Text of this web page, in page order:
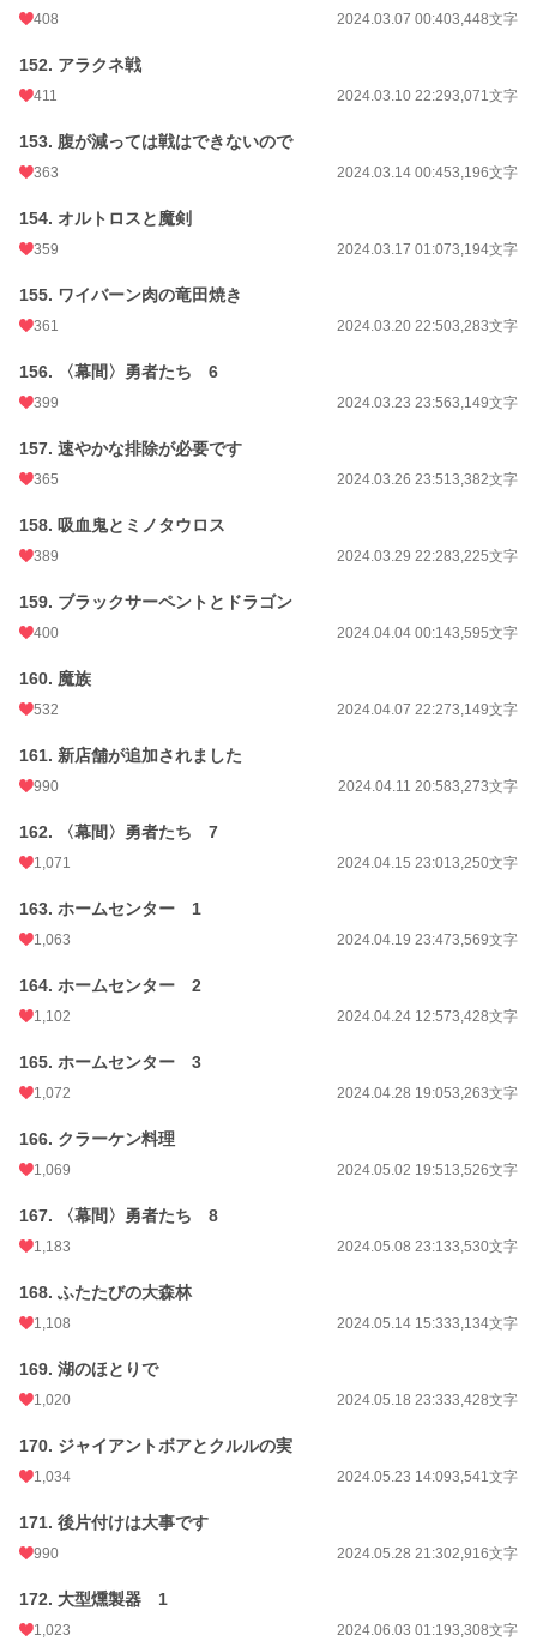
408 2024.03.07 00:403,448文字
152. アラクネ戦
411 2024.03.10 22:293,071文字
153. 腹が減っては戦はできないので
363 2024.03.14 00:453,196文字
154. オルトロスと魔剣
359 2024.03.17 01:073,194文字
155. ワイバーン肉の竜田焼き
361 2024.03.20 22:503,283文字
156. 〈幕間〉勇者たち 6
399 2024.03.23 23:563,149文字
157. 速やかな排除が必要です
365 2024.03.26 23:513,382文字
158. 吸血鬼とミノタウロス
389 2024.03.29 22:283,225文字
159. ブラックサーペントとドラゴン
400 2024.04.04 00:143,595文字
160. 魔族
532 2024.04.07 22:273,149文字
161. 新店舗が追加されました
990 2024.04.11 20:583,273文字
162. 〈幕間〉勇者たち 7
1,071 2024.04.15 23:013,250文字
163. ホームセンター 1
1,063 2024.04.19 23:473,569文字
164. ホームセンター 2
1,102 2024.04.24 12:573,428文字
165. ホームセンター 3
1,072 2024.04.28 19:053,263文字
166. クラーケン料理
1,069 2024.05.02 19:513,526文字
167. 〈幕間〉勇者たち 8
1,183 2024.05.08 23:133,530文字
168. ふたたびの大森林
1,108 2024.05.14 15:333,134文字
169. 湖のほとりで
1,020 2024.05.18 23:333,428文字
170. ジャイアントボアとクルルの実
1,034 2024.05.23 14:093,541文字
171. 後片付けは大事です
990 2024.05.28 21:302,916文字
172. 大型燻製器 1
1,023 2024.06.03 01:193,308文字